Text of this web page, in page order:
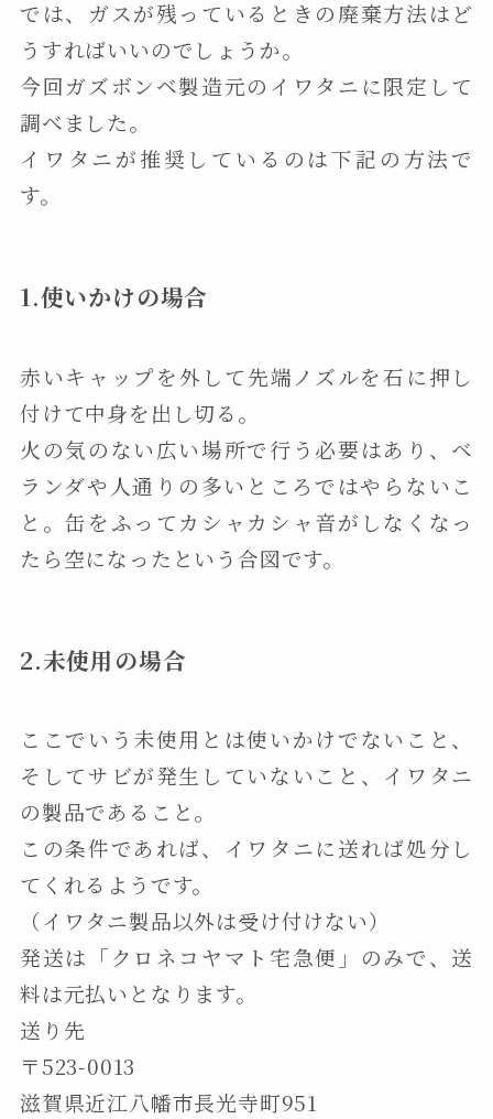
では、ガスが残っているときの廃棄方法はど
うすればいいのでしょうか。
今回ガズボンベ製造元のイワタニに限定して
調べました。
イワタニが推奨しているのは下記の方法で
す。
1.使いかけの場合
赤いキャップを外して先端ノズルを石に押し
付けて中身を出し切る。
火の気のない広い場所で行う必要はあり、ベ
ランダや人通りの多いところではやらないこ
と。缶をふってカシャカシャ音がしなくなっ
たら空になったという合図です。
2.未使用の場合
ここでいう未使用とは使いかけでないこと、
そしてサビが発生していないこと、イワタニ
の製品であること。
この条件であれば、イワタニに送れば処分し
てくれるようです。
（イワタニ製品以外は受け付けない）
発送は「クロネコヤマト宅急便」のみで、送
料は元払いとなります。
送り先
〒523-0013
滋賀県近江八幡市長光寺町951